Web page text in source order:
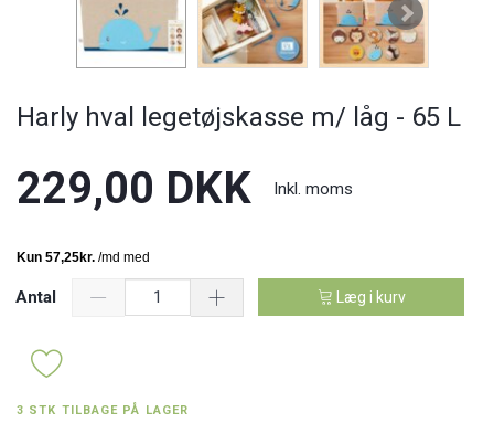
Harly hval legetøjskasse m/ låg - 65 L
229,00 DKK Inkl. moms
Antal Læg i kurv
3 STK TILBAGE PÅ LAGER